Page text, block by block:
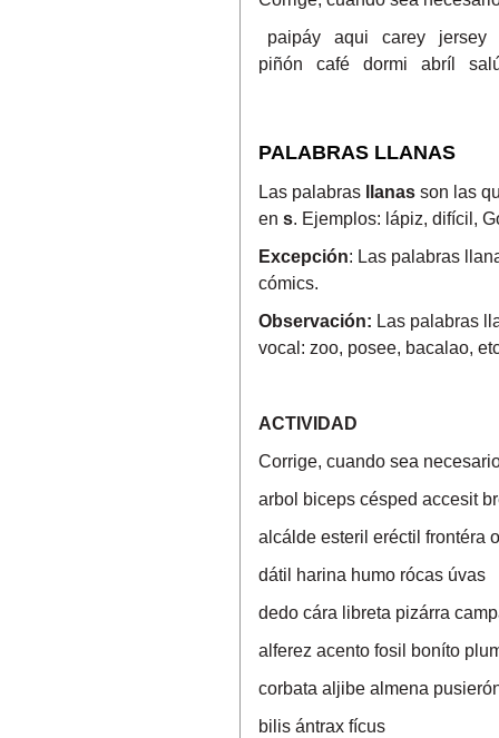
paipáy aqui carey
piñón café dormi abríl
PALABRAS LLANAS
Las palabras llanas son las
en s. Ejemplos: lápiz, difícil,
Excepción: Las palabras
cómics.
Observación: Las palabras
vocal: zoo, posee, bacalao,
ACTIVIDAD
Corrige, cuando sea
arbol biceps césped
alcálde esteril eréctil
dátil harina humo
dedo cára libreta
alferez acento fosil
corbata aljibe almena
bilis ántrax fícus